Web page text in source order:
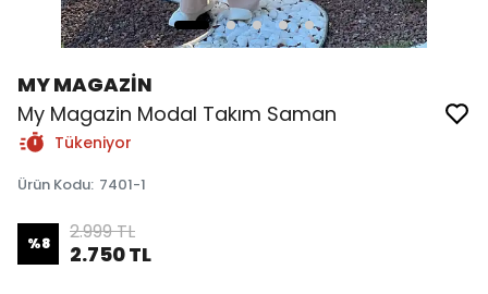
MY MAGAZİN
My Magazin Modal Takım Saman
Tükeniyor
Ürün Kodu: 7401-1
%8 2.999 TL
2.750 TL